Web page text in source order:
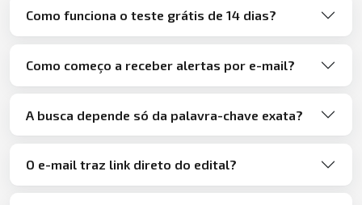
Como funciona o teste grátis de 14 dias?
Como começo a receber alertas por e-mail?
A busca depende só da palavra-chave exata?
O e-mail traz link direto do edital?